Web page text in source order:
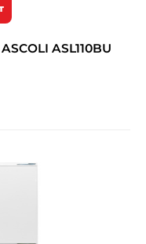
ASL110BU